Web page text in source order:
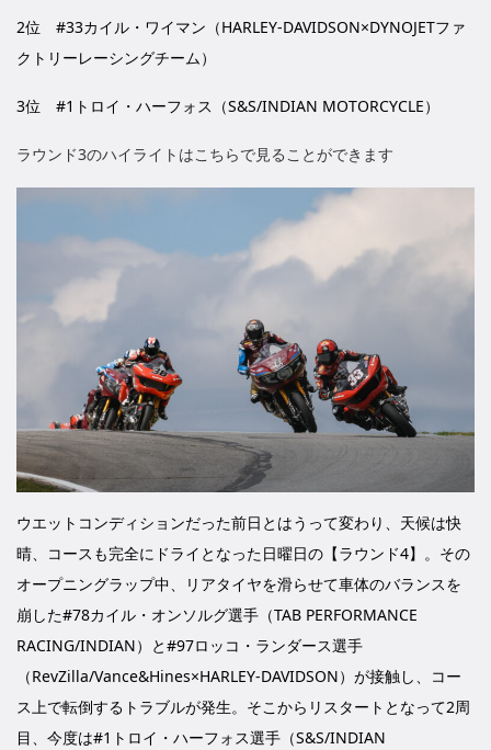
2位 #33カイル・ワイマン（HARLEY-DAVIDSON×DYNOJETファ
クトリーレーシングチーム）
3位 #1トロイ・ハーフォス（S&S/INDIAN MOTORCYCLE）
ラウンド3のハイライトはこちらで見ることができます
ウエットコンディションだった前日とはうって変わり、天候は快
晴、コースも完全にドライとなった日曜日の【ラウンド4】。その
オープニングラップ中、リアタイヤを滑らせて車体のバランスを
崩した#78カイル・オンソルグ選手（TAB PERFORMANCE
RACING/INDIAN）と#97ロッコ・ランダース選手
（RevZilla/Vance&Hines×HARLEY-DAVIDSON）が接触し、コー
ス上で転倒するトラブルが発生。そこからリスタートとなって2周
目、今度は#1トロイ・ハーフォス選手（S&S/INDIAN